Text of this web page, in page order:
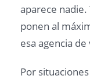
aparece nadie.
ponen al
esa agencia de
Por